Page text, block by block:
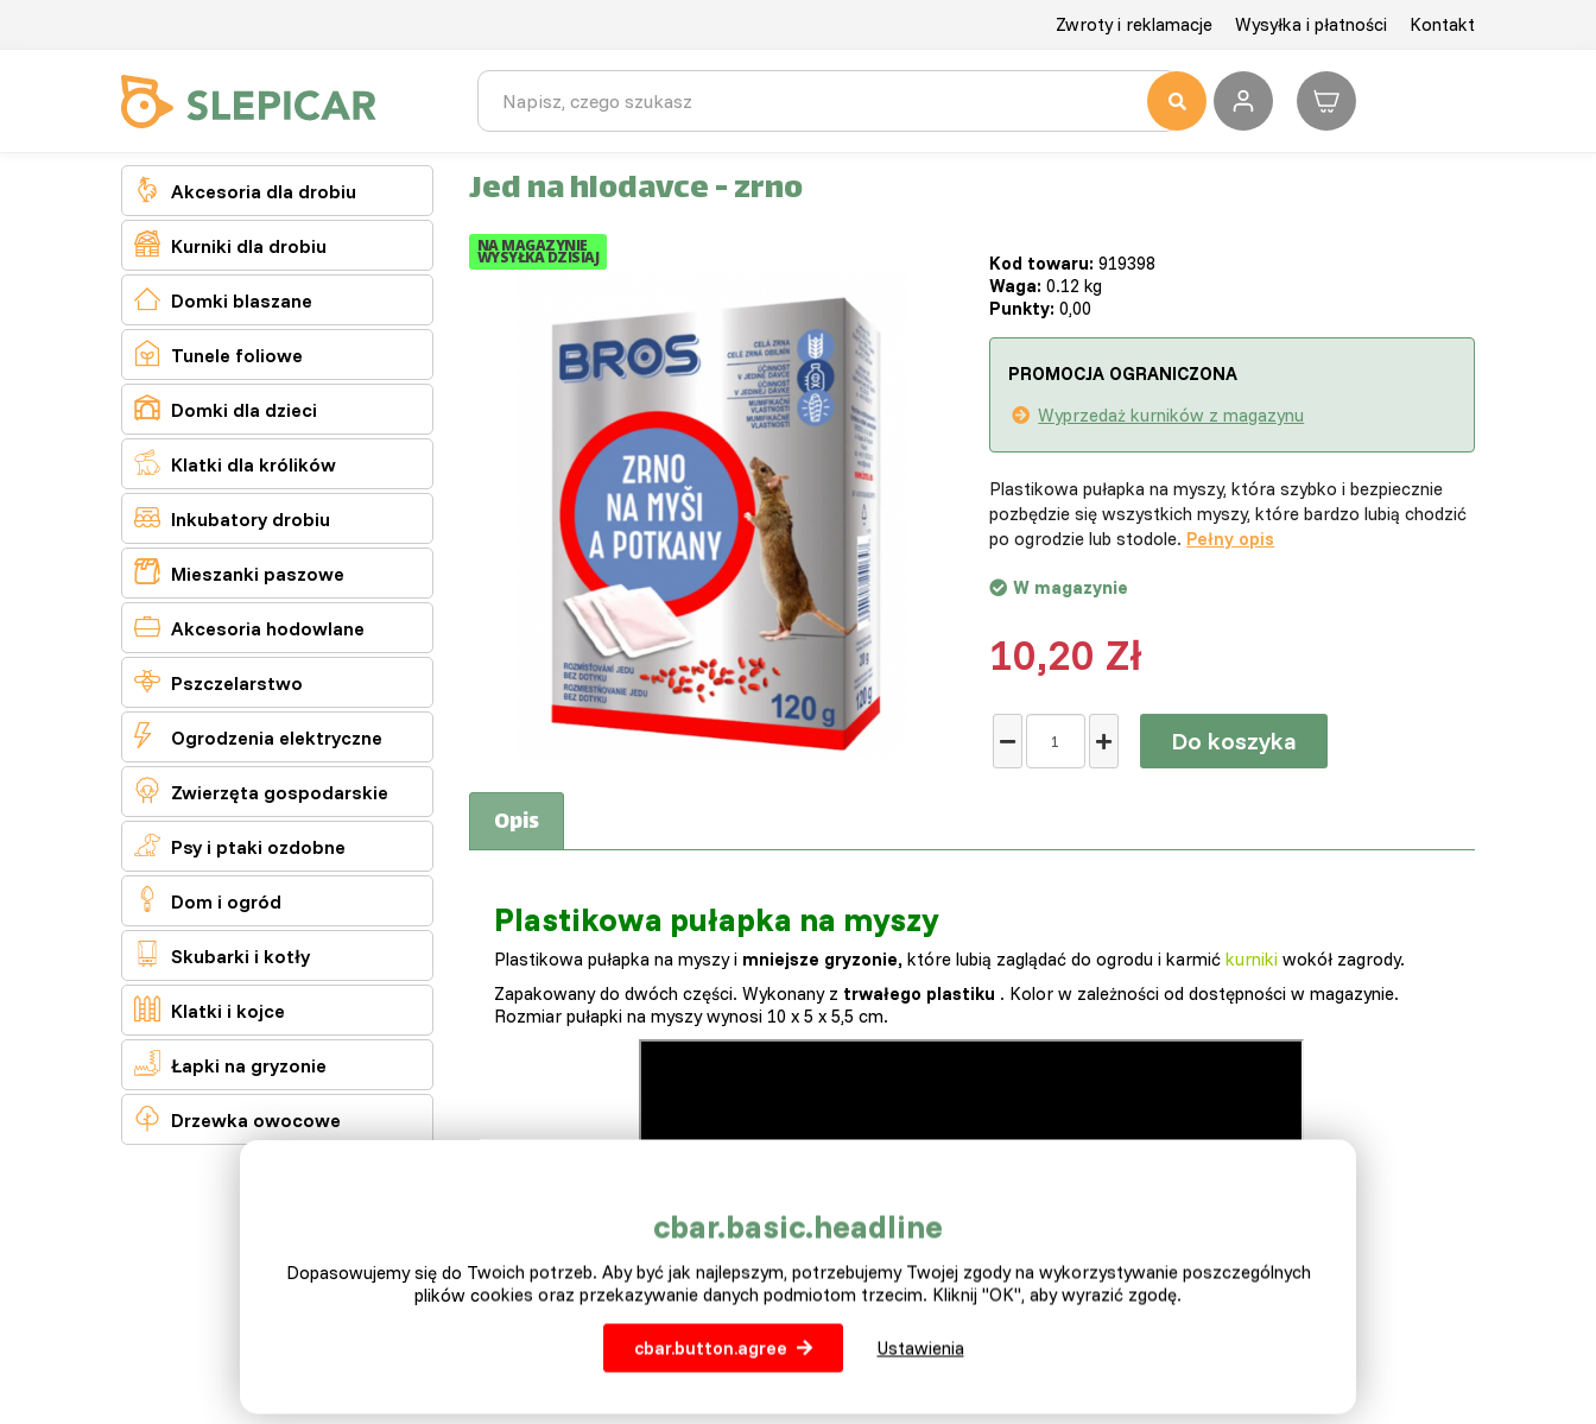
Zwroty i reklamacje Wysyłka i płatności Kontakt
 Akcesoria dla drobiu
 Kurniki dla drobiu
 Domki blaszane
 Tunele foliowe
 Domki dla dzieci
 Klatki dla królików
 Inkubatory drobiu
 Mieszanki paszowe
 Akcesoria hodowlane
 Pszczelarstwo
 Ogrodzenia elektryczne
 Zwierzęta gospodarskie
 Psy i ptaki ozdobne
 Dom i ogród
 Skubarki i kotły
 Klatki i kojce
 Łapki na gryzonie
 Drzewka owocowe
Jed na hlodavce - zrno
NA MAGAZYNIE
WYSYŁKA DZISIAJ Kod towaru: 919398
Waga: 0.12 kg
Punkty: 0,00
PROMOCJA OGRANICZONA
Wyprzedaż kurników z magazynu
Plastikowa pułapka na myszy, która szybko i bezpiecznie
pozbędzie się wszystkich myszy, które bardzo lubią chodzić
po ogrodzie lub stodole. Pełny opis
W magazynie
10,20 Zł
Do koszyka
Opis
Plastikowa pułapka na myszy
Plastikowa pułapka na myszy i mniejsze gryzonie, które lubią zaglądać do ogrodu i karmić kurniki wokół zagrody.
Zapakowany do dwóch części. Wykonany z trwałego plastiku . Kolor w zależności od dostępności w magazynie.
Rozmiar pułapki na myszy wynosi 10 x 5 x 5,5 cm.
cbar.basic.headline
Dopasowujemy się do Twoich potrzeb. Aby być jak najlepszym, potrzebujemy Twojej zgody na wykorzystywanie poszczególnych
plików cookies oraz przekazywanie danych podmiotom trzecim. Kliknij "OK", aby wyrazić zgodę.
cbar.button.agree Ustawienia